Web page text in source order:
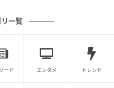
で育まれたマスカットか
き誇る白い花々のよう
アロマが立ち上る。きめ
るたびに、鼻腔をくすぐ
リ一覧
ード エンタメ トレンド